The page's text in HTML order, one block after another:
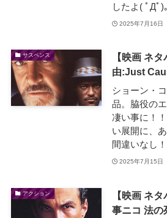
したよ( ﾟДﾟ)
2025年7月16日
サスペンス
【映画 ネ
由:Just
ショーン・
品。脇役の
凄い事に！
い展開に、
間違いなし！
2025年7月15日
アクション
【映画 ネ
事ニコ 法